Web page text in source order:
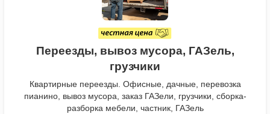
Переезды, вывоз мусора, ГАЗель,
грузчики
Квартирные переезды. Офисные, дачные, перевозка
пианино, вывоз мусора, заказ ГАЗели, грузчики, сборка-
разборка мебели, частник, ГАЗель